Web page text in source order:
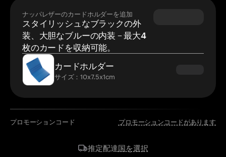
ナッパレザーのカードホルダーを追加
スタイリッシュなブラックの外
装、大胆なブルーの内装 – 最大4
枚のカードを収納可能。
カードホルダー
サイズ：10x7.5x1cm
プロモーションコード プロモーションコードがあります
推定配達国を選択